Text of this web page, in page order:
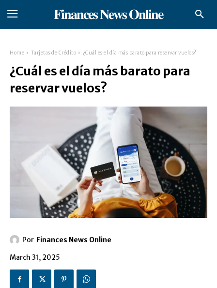
𝐅𝐢𝐧𝐚𝐧𝐜𝐞𝐬 𝐍𝐞𝐰𝐬 𝐎𝐧𝐥𝐢𝐧𝐞
Home Tarjetas de Crédito ¿Cuál es el día más barato para reservar vuelos?
¿Cuál es el día más barato para
reservar vuelos?
Por Finances News Online
March 31, 2025